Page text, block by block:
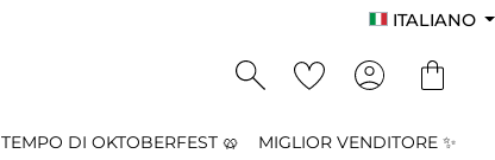
ITALIANO
TEMPO DI OKTOBERFEST 🥨 MIGLIOR VENDITORE ✨